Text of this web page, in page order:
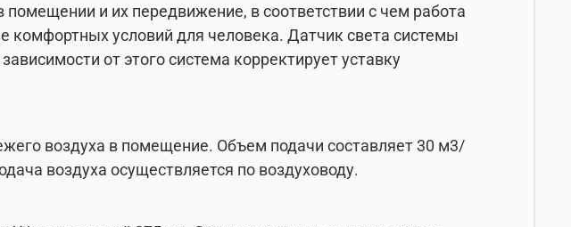
и их передвижение, в соответствии с чем работа
комфортных условий для человека. Датчик света системы
от этого система корректирует уставку
воздуха в помещение. Объем подачи составляет 30 м3/
воздуха осуществляется по воздуховоду.